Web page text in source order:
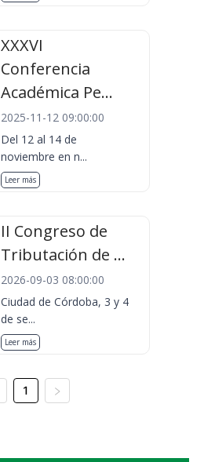
XXXVI
Conferencia
Académica Pe...
2025-11-12 09:00:00
Del 12 al 14 de
noviembre en n...
Leer más
II Congreso de
Tributación de ...
2026-09-03 08:00:00
Ciudad de Córdoba, 3 y 4
de se...
Leer más
1